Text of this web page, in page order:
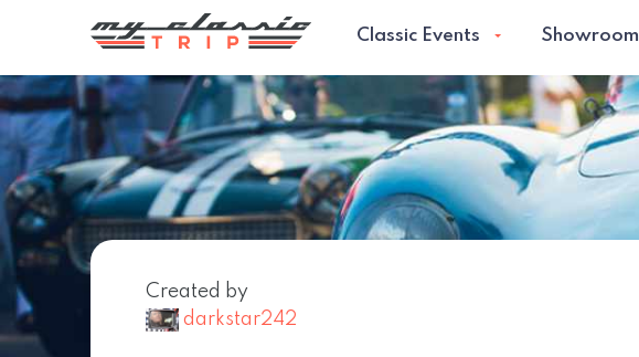
Classic Events Showroom
Created by
darkstar242